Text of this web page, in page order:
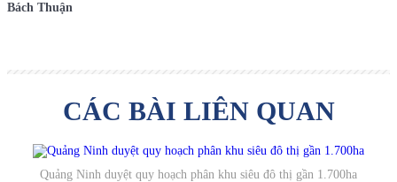
Bách Thuận
CÁC BÀI LIÊN QUAN
Quảng Ninh duyệt quy hoạch phân khu siêu đô thị gần 1.700ha